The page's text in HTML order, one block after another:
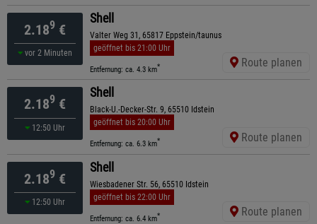
2.189 €
vor 2 Minuten
Shell
Valter Weg 31, 65817 Eppstein/taunus
geöffnet bis 21:00 Uhr
Entfernung: ca. 4.3 km* Route planen
2.189 €
12:50 Uhr
Shell
Black-U.-Decker-Str. 9, 65510 Idstein
geöffnet bis 20:00 Uhr
Entfernung: ca. 6.3 km* Route planen
2.189 €
12:50 Uhr
Shell
Wiesbadener Str. 56, 65510 Idstein
geöffnet bis 22:00 Uhr
Entfernung: ca. 6.4 km* Route planen